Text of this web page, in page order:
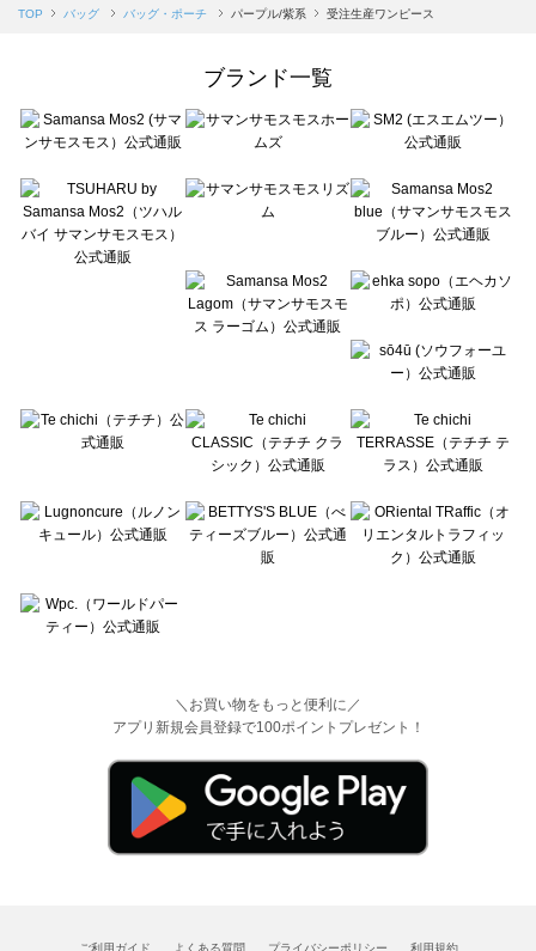
Samansa Mos2 blue（サマンサモスモス ブルー）のバッグ・ポーチ一覧
sō4ū（ソウフォーユー）のバッグ・ポーチ一覧
Te chichi（テチチ）のバッグ・ポーチ一覧
Te chichi CLASSIC（テチチ クラシック）のバッグ・ポーチ一覧
Lugnoncure（ルノンキュール）のバッグ・ポーチ一覧
BETTY'S BLUE（べティーズブルー）のバッグ・ポーチ一覧
Wpc.（ワールドパーティー）のバッグ・ポーチ一覧
TOP バッグ バッグ・ポーチ パープル/紫系 受注生産ワンピース
ブランド一覧
＼お買い物をもっと便利に／
アプリ新規会員登録で100ポイントプレゼント！
ご利用ガイド よくある質問 プライバシーポリシー 利用規約